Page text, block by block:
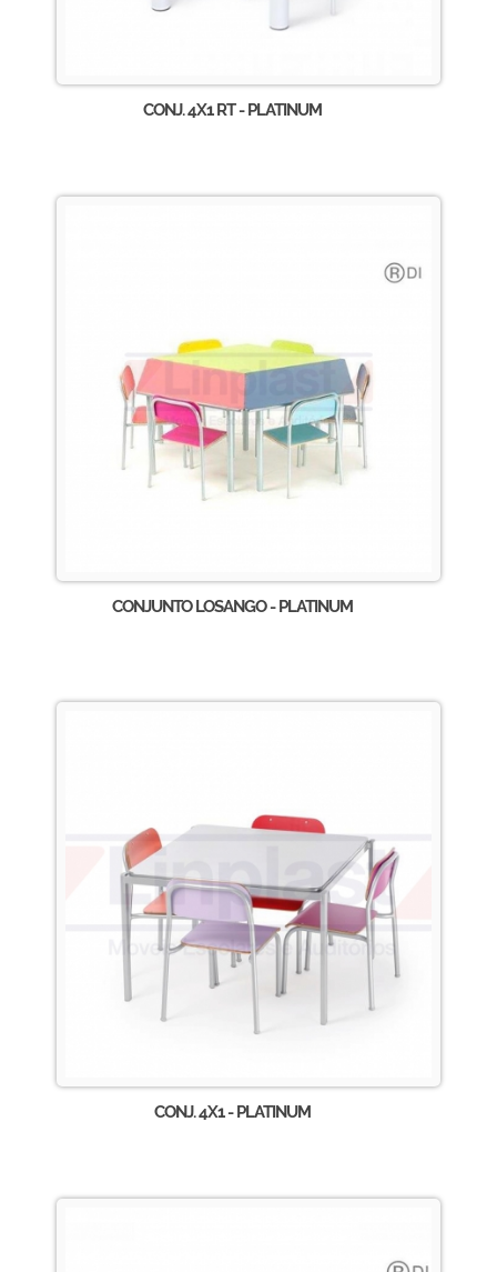
CONJ. 4X1 RT - PLATINUM
CONJUNTO LOSANGO - PLATINUM
CONJ. 4X1 - PLATINUM